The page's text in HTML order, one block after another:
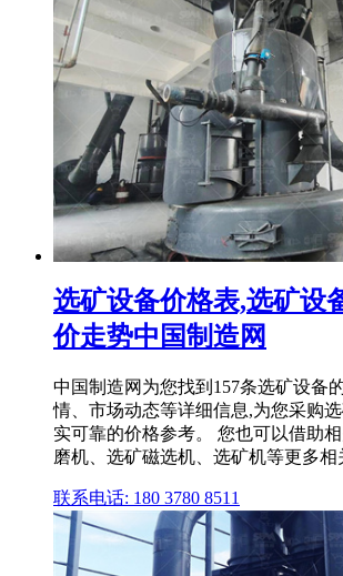
选矿设备价格表,选矿设
价走势中国制造网
中国制造网为您找到157条选矿设备
情、市场动态等详细信息,为您采购
实可靠的价格参考。 您也可以借助
磨机、选矿磁选机、选矿机等更多相
联系电话: 180 3780 8511